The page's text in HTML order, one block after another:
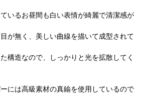
いるお昼間も白い表情が綺麗で清潔感が
が無く、美しい曲線を描いて成型されて
構造なので、しっかりと光を拡散してく
には高級素材の真鍮を使用しているので